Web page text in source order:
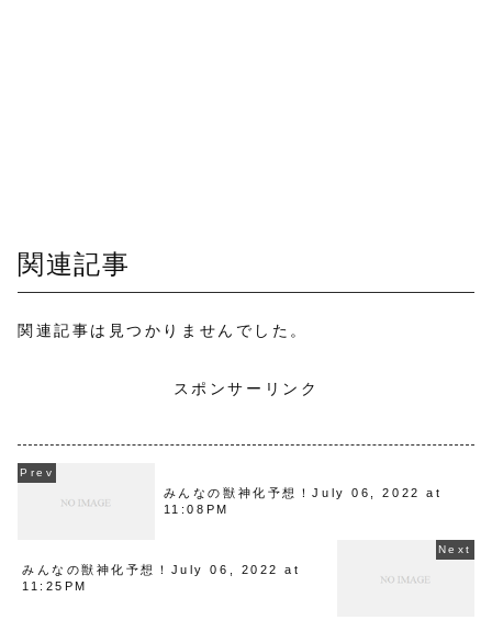
関連記事
関連記事は見つかりませんでした。
スポンサーリンク
みんなの獣神化予想！July 06, 2022 at
11:08PM
みんなの獣神化予想！July 06, 2022 at
11:25PM